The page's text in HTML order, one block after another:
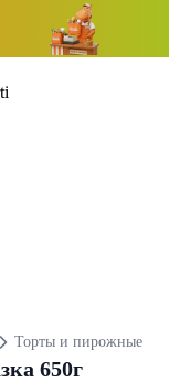
Торты и пирожные
650г